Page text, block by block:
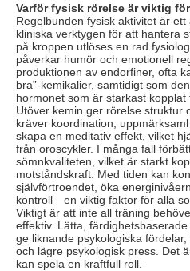
Varför fysisk rörelse är viktig
Regelbunden fysisk aktivitet är
kliniska verktygen för att hantera
på kroppen utlöses en rad
påverkar humör och emotionell
produktionen av endorfiner, ofta
bra”-kemikalier, samtidigt som
hormonet som är starkast kopplat
Utöver kemin ger rörelse struktur
kräver koordination,
skapa en meditativ effekt, vilket
från oroscykler. I många fall
sömnkvaliteten, vilket är starkt
motståndskraft. Med tiden kan
självförtroendet, öka
kontroll—en viktig faktor för alla
Viktigt är att inte all träning
effektiv. Lätta,
ge liknande psykologiska
och lägre psykologisk press. Det
kan spela en kraftfull roll.